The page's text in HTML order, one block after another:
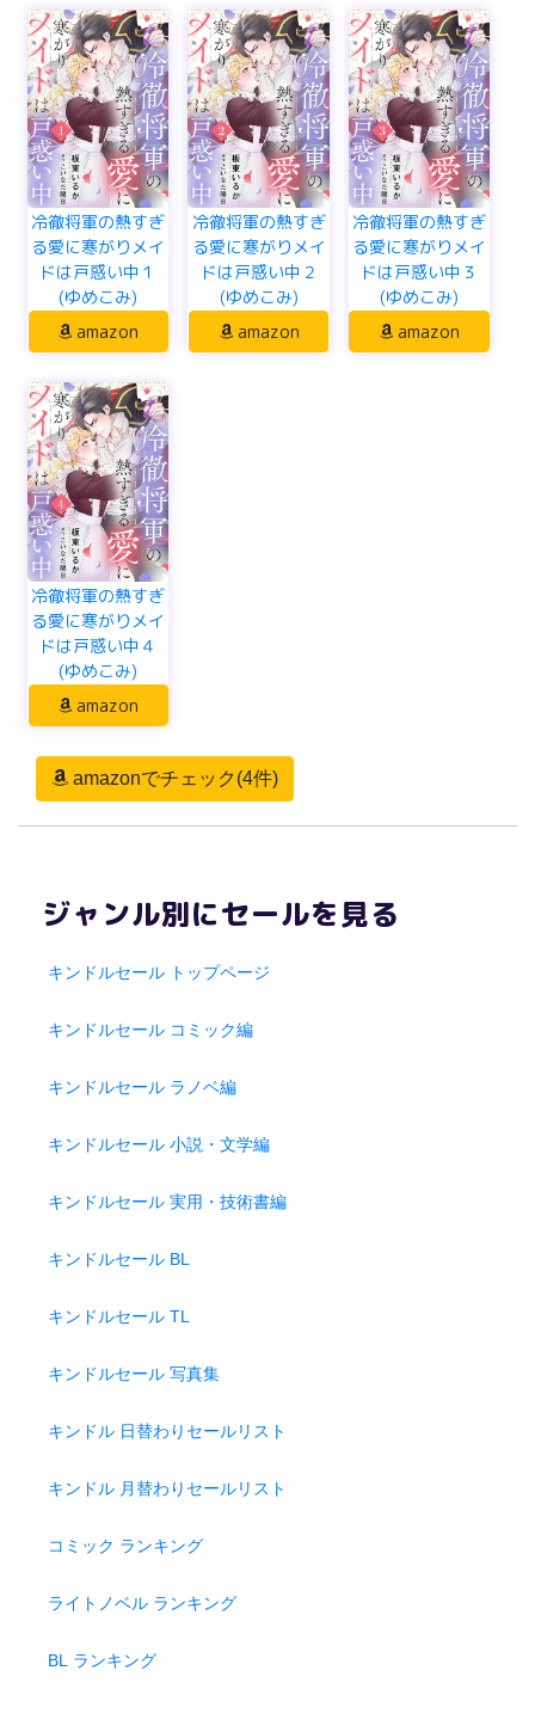
冷徹将軍の熱すぎ
る愛に寒がりメイ
ドは戸惑い中１
(ゆめこみ)
amazon
冷徹将軍の熱すぎ
る愛に寒がりメイ
ドは戸惑い中２
(ゆめこみ)
amazon
冷徹将軍の熱すぎ
る愛に寒がりメイ
ドは戸惑い中３
(ゆめこみ)
amazon
冷徹将軍の熱すぎ
る愛に寒がりメイ
ドは戸惑い中４
(ゆめこみ)
amazon
amazonでチェック(4件)
ジャンル別にセールを見る
キンドルセール トップページ
キンドルセール コミック編
キンドルセール ラノベ編
キンドルセール 小説・文学編
キンドルセール 実用・技術書編
キンドルセール BL
キンドルセール TL
キンドルセール 写真集
キンドル 日替わりセールリスト
キンドル 月替わりセールリスト
コミック ランキング
ライトノベル ランキング
BL ランキング